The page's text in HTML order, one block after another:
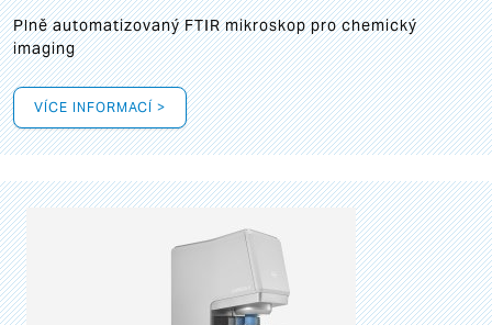
Plně automatizovaný FTIR mikroskop pro chemický
imaging
VÍCE INFORMACÍ >